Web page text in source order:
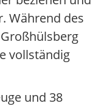
Während des
vollständig
und 38